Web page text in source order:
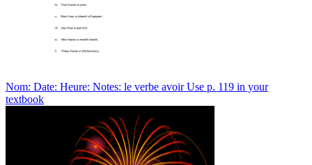
Nom: Date: Heure: Notes: le verbe avoir Use p. 119 in your
textbook